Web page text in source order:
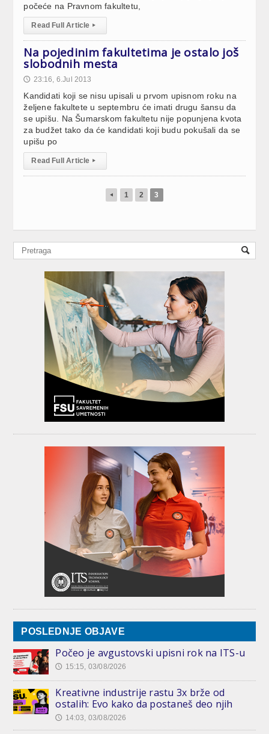
počeće na Pravnom fakultetu,
Read Full Article ▸
Na pojedinim fakultetima je ostalo još
slobodnih mesta
🕔 23:16, 6.Jul 2013
Kandidati koji se nisu upisali u prvom upisnom roku na
željene fakultete u septembru će imati drugu šansu da
se upišu. Na Šumarskom fakultetu nije popunjena kvota
za budžet tako da će kandidati koji budu pokušali da se
upišu po
Read Full Article ▸
◂ 1 2 3
POSLEDNJE OBJAVE
Počeo je avgustovski upisni rok na ITS-u
🕔 15:15, 03/08/2026
Kreativne industrije rastu 3x brže od
ostalih: Evo kako da postaneš deo njih
🕔 14:03, 03/08/2026